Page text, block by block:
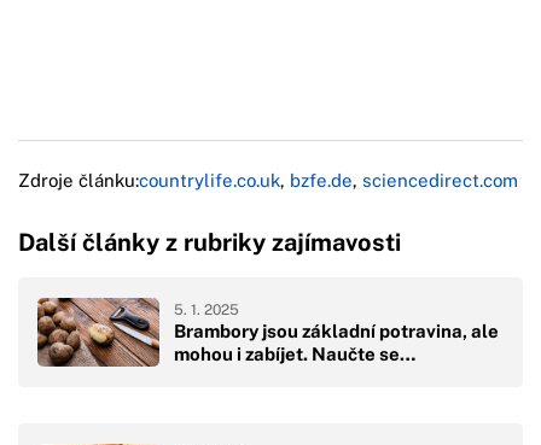
Zdroje článku:countrylife.co.uk, bzfe.de, sciencedirect.com
Další články z rubriky zajímavosti
Brambory jsou základní potravina, ale
mohou i zabíjet. Naučte se…
5. 1. 2025